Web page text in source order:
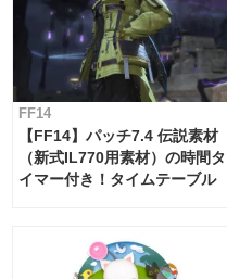
FF14
【FF14】パッチ7.4 伝説素材
（新式IL770用素材）の時間タ
イマー付き！タイムテーブル